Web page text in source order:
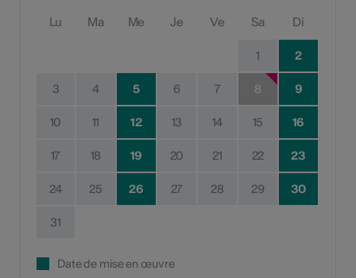
Lu Ma Me Je Ve Sa Di
1 2
3 4 5 6 7 8 9
10 11 12 13 14 15 16
17 18 19 20 21 22 23
24 25 26 27 28 29 30
31
Date de mise en œuvre